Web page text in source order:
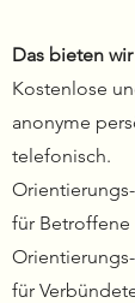
Das bieten
Kostenlose
anonyme
telefonisch.
für Betroffene
für